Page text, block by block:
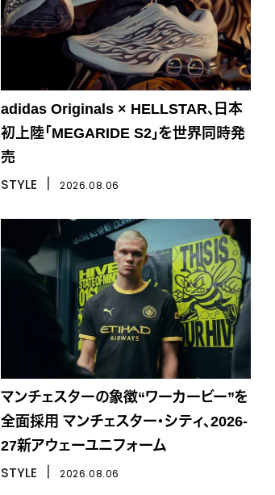
adidas Originals × HELLSTAR、日本
初上陸「MEGARIDE S2」を世界同時発
売
STYLE 2026.08.06
マンチェスターの象徴“ワーカービー”を
全面採用 マンチェスター・シティ、2026-
27新アウェーユニフォーム
STYLE 2026.08.06